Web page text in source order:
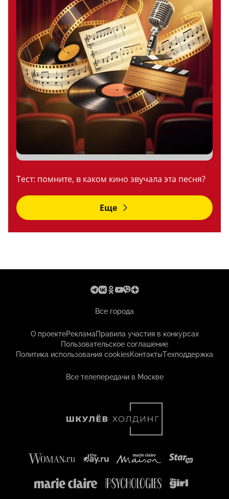
Тест: помните, в каком кино звучала эта песня?
Еще
Все города
О проектеРекламаПравила участия в конкурсах
Пользовательское соглашение
Политика использования cookiesКонтактыТехподдержка
Все телепередачи в Москве